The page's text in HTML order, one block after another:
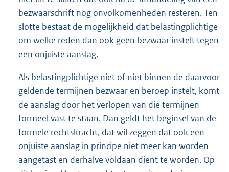
bezwaarschrift nog onvolkomenheden resteren. Ten
slotte bestaat de mogelijkheid dat belastingplichtige
om welke reden dan ook geen bezwaar instelt tegen
een onjuiste aanslag.
Als belastingplichtige niet of niet binnen de daarvoor
geldende termijnen bezwaar en beroep instelt, komt
de aanslag door het verlopen van die termijnen
formeel vast te staan. Dan geldt het beginsel van de
formele rechtskracht, dat wil zeggen dat ook een
onjuiste aanslag in principe niet meer kan worden
aangetast en derhalve voldaan dient te worden. Op